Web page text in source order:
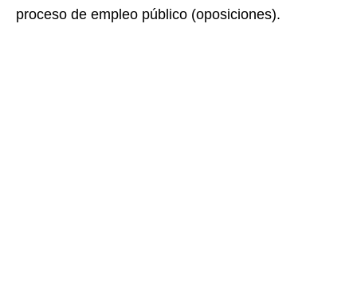
proceso de empleo público (oposiciones).